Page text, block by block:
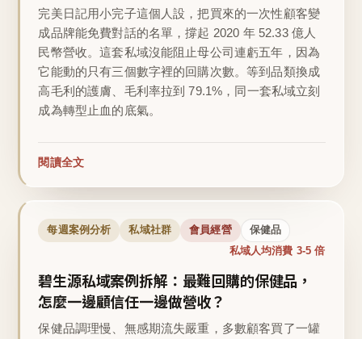
完美日記用小完子這個人設，把買來的一次性顧客變
成品牌能免費對話的名單，撐起 2020 年 52.33 億人
民幣營收。這套私域沒能阻止母公司連虧五年，因為
它能動的只有三個數字裡的回購次數。等到品類換成
高毛利的護膚、毛利率拉到 79.1%，同一套私域立刻
成為轉型止血的底氣。
閱讀全文
每週案例分析 私域社群 會員經營 保健品
私域人均消費 3-5 倍
碧生源私域案例拆解：最難回購的保健品，
怎麼一邊顧信任一邊做營收？
保健品調理慢、無感期流失嚴重，多數顧客買了一罐